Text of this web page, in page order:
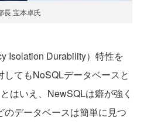
長 宝本卓氏
Isolation Durability）特性を
てもNoSQLデータベースと
はいえ、NewSQLは癖が強く
データベースは簡単に見つ